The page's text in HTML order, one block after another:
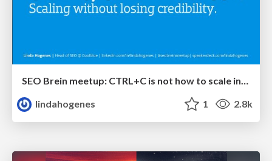
SEO Brein meetup: CTRL+C is not how to scale international SEO
lindahogenes
1 2.8k